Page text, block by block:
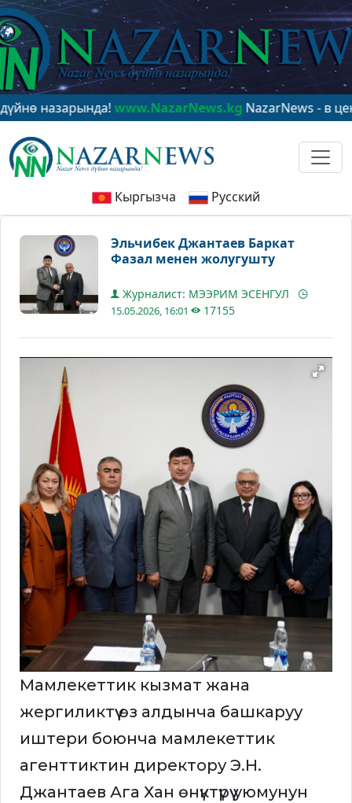
www.NazarNews.kgNazarNews - в центре
Кыргызча Русский
Эльчибек Джантаев Баркат
Фазал менен жолугушту
Журналист: МЭЭРИМ ЭСЕНГУЛ
15.05.2026, 16:01 17155
Мамлекеттик кызмат жана
жергиликтүү өз алдынча башкаруу
иштери боюнча мамлекеттик
агенттиктин директору Э.Н.
Джантаев Ага Хан өнүктүрүү уюмунун